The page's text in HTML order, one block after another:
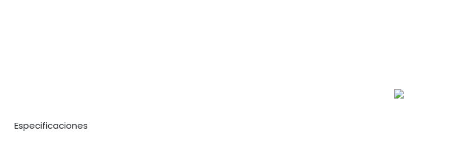
Especificaciones